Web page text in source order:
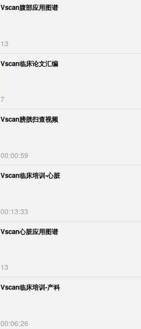
Vscan腹部应用图谱
13
Vscan临床论文汇编
7
Vscan膀胱扫查视频
00:00:59
Vscan临床培训-心脏
00:13:33
Vscan心脏应用图谱
13
Vscan临床培训-产科
00:06:26